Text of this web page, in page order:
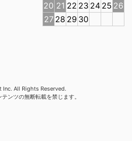
20 21 22 23 24 25 26
27 28 29 30
Inc. All Rights Reserved.
ンツの無断転載を禁じます。